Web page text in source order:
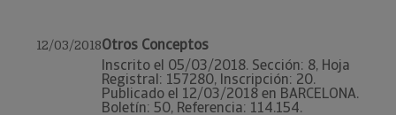
12/03/2018Otros Conceptos
Inscrito el 05/03/2018. Sección: 8, Hoja
Registral: 157280, Inscripción: 20.
Publicado el 12/03/2018 en BARCELONA.
Boletín: 50, Referencia: 114.154.